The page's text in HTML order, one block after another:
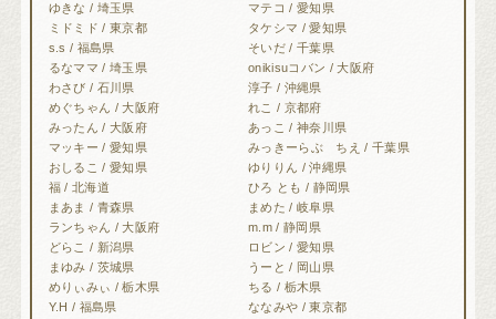
ゆきな / 埼玉県
マテコ / 愛知県
ミドミド / 東京都
タケシマ / 愛知県
s.s / 福島県
そいだ / 千葉県
るなママ / 埼玉県
onikisuコバン / 大阪府
わさび / 石川県
淳子 / 沖縄県
めぐちゃん / 大阪府
れこ / 京都府
みったん / 大阪府
あっこ / 神奈川県
マッキー / 愛知県
みっきーらぶ ちえ / 千葉県
おしるこ / 愛知県
ゆりりん / 沖縄県
福 / 北海道
ひろ とも / 静岡県
まあま / 青森県
まめた / 岐阜県
ランちゃん / 大阪府
m.m / 静岡県
どらこ / 新潟県
ロビン / 愛知県
まゆみ / 茨城県
うーと / 岡山県
めりぃみぃ / 栃木県
ちる / 栃木県
Y.H / 福島県
ななみや / 東京都